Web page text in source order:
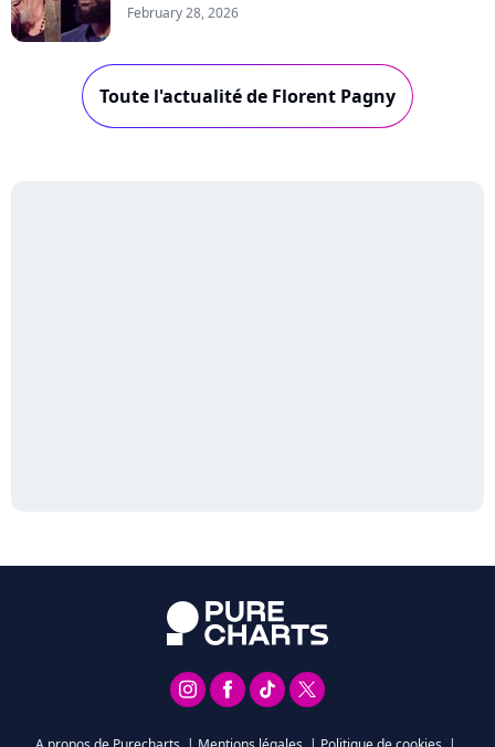
February 28, 2026
Toute l'actualité de Florent Pagny